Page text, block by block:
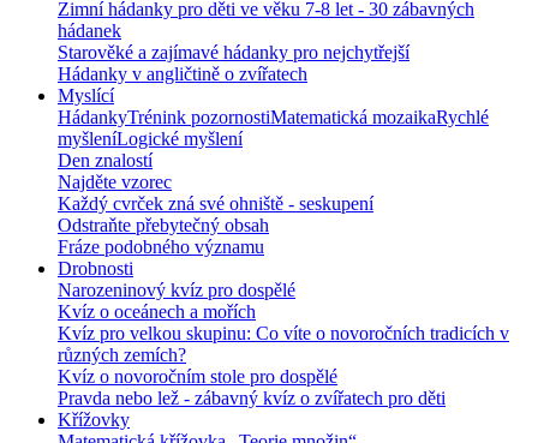
Zimní hádanky pro děti ve věku 7-8 let - 30 zábavných
hádanek
Starověké a zajímavé hádanky pro nejchytřejší
Hádanky v angličtině o zvířatech
Myslící
HádankyTrénink pozornostiMatematická mozaikaRychlé
myšleníLogické myšlení
Den znalostí
Najděte vzorec
Každý cvrček zná své ohniště - seskupení
Odstraňte přebytečný obsah
Fráze podobného významu
Drobnosti
Narozeninový kvíz pro dospělé
Kvíz o oceánech a mořích
Kvíz pro velkou skupinu: Co víte o novoročních tradicích v
různých zemích?
Kvíz o novoročním stole pro dospělé
Pravda nebo lež - zábavný kvíz o zvířatech pro děti
Křížovky